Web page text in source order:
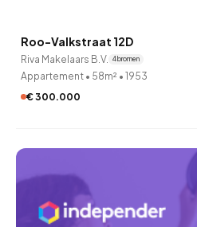
18 uur geleden ontdekt
Roo-Valkstraat 12D
Riva Makelaars B.V. 4 bronnen
Appartement • 58m² • 1953
€ 300.000